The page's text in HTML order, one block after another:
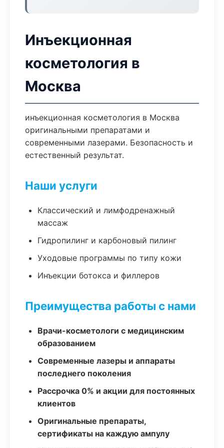
Инъекционная
косметология в
Москва
инъекционная косметология в Москва
оригинальными препаратами и
современными лазерами. Безопасность и
естественный результат.
Наши услуги
Классический и лимфодренажный
массаж
Гидропилинг и карбоновый пилинг
Уходовые программы по типу кожи
Инъекции ботокса и филлеров
Преимущества работы с нами
Врачи-косметологи с медицинским
образованием
Современные лазеры и аппараты
последнего поколения
Рассрочка 0% и акции для постоянных
клиентов
Оригинальные препараты,
сертификаты на каждую ампулу